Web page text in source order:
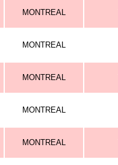
MONTREAL
MONTREAL
MONTREAL
MONTREAL
MONTREAL